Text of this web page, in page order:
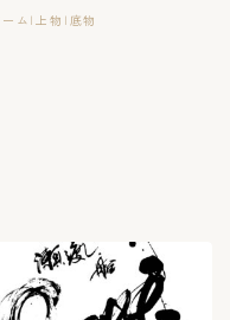
ム|上物|底物